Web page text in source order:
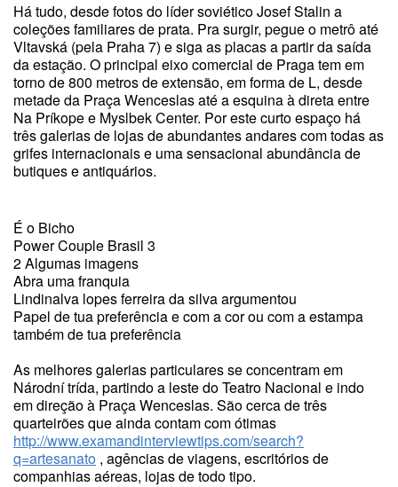
Há tudo, desde fotos do líder soviético Josef Stalin a
coleções familiares de prata. Pra surgir, pegue o metrô até
Vltavská (pela Praha 7) e siga as placas a partir da saída
da estação. O principal eixo comercial de Praga tem em
torno de 800 metros de extensão, em forma de L, desde
metade da Praça Wenceslas até a esquina à direta entre
Na Príkope e Myslbek Center. Por este curto espaço há
três galerias de lojas de abundantes andares com todas as
grifes internacionais e uma sensacional abundância de
butiques e antiquários.
É o Bicho
Power Couple Brasil 3
2 Algumas imagens
Abra uma franquia
Lindinalva lopes ferreira da silva argumentou
Papel de tua preferência e com a cor ou com a estampa
também de tua preferência
As melhores galerias particulares se concentram em
Národní trída, partindo a leste do Teatro Nacional e indo
em direção à Praça Wenceslas. São cerca de três
quarteirões que ainda contam com ótimas
http://www.examandinterviewtips.com/search?
q=artesanato , agências de viagens, escritórios de
companhias aéreas, lojas de todo tipo.